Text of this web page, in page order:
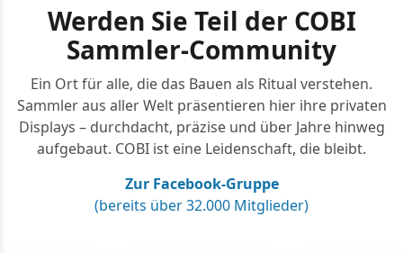
Werden Sie Teil der COBI
Sammler-Community
Ein Ort für alle, die das Bauen als Ritual verstehen.
Sammler aus aller Welt präsentieren hier ihre privaten
Displays – durchdacht, präzise und über Jahre hinweg
aufgebaut. COBI ist eine Leidenschaft, die bleibt.
Zur Facebook-Gruppe
(bereits über 32.000 Mitglieder)